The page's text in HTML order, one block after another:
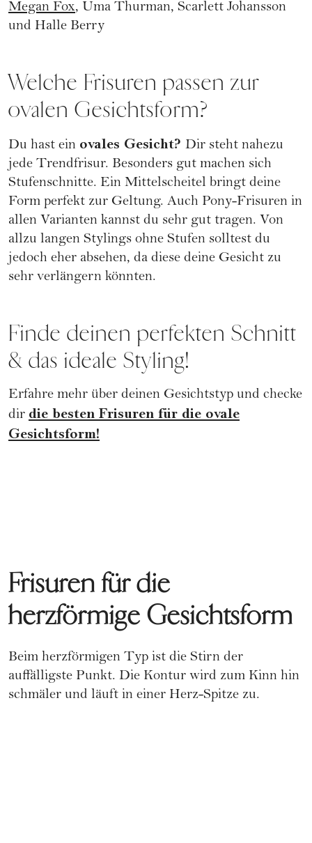
Megan Fox, Uma Thurman, Scarlett Johansson
und Halle Berry
Welche Frisuren passen zur
ovalen Gesichtsform?
Du hast ein ovales Gesicht? Dir steht nahezu
jede Trendfrisur. Besonders gut machen sich
Stufenschnitte. Ein Mittelscheitel bringt deine
Form perfekt zur Geltung. Auch Pony-Frisuren in
allen Varianten kannst du sehr gut tragen. Von
allzu langen Stylings ohne Stufen solltest du
jedoch eher absehen, da diese deine Gesicht zu
sehr verlängern könnten.
Finde deinen perfekten Schnitt
& das ideale Styling!
Erfahre mehr über deinen Gesichtstyp und checke
dir die besten Frisuren für die ovale
Gesichtsform!
Frisuren für die
herzförmige Gesichtsform
Beim herzförmigen Typ ist die Stirn der
auffälligste Punkt. Die Kontur wird zum Kinn hin
schmäler und läuft in einer Herz-Spitze zu.